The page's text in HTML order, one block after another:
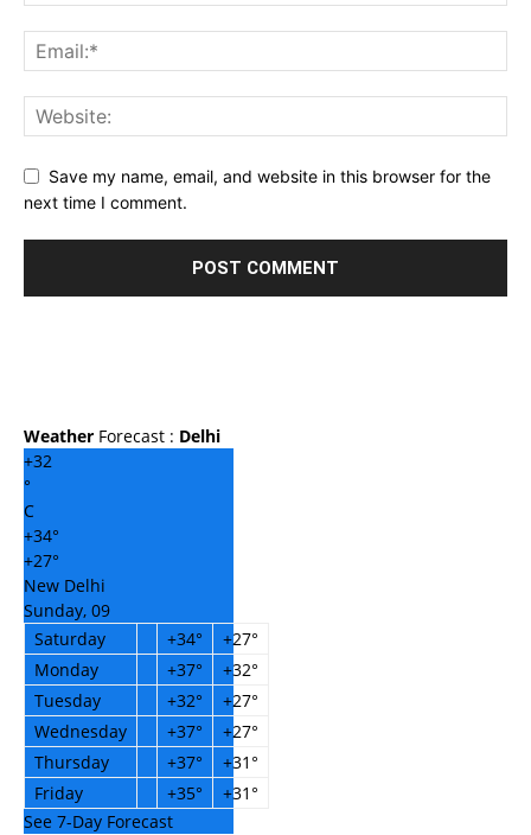
Save my name, email, and website in this browser for the
next time I comment.
Weather Forecast : Delhi
+32
°
C
+34°
+27°
New Delhi
Sunday, 09
Saturday
+34° +27°
Monday
+37° +32°
Tuesday
+32° +27°
Wednesday
+37° +27°
Thursday
+37° +31°
Friday
+35° +31°
See 7-Day Forecast